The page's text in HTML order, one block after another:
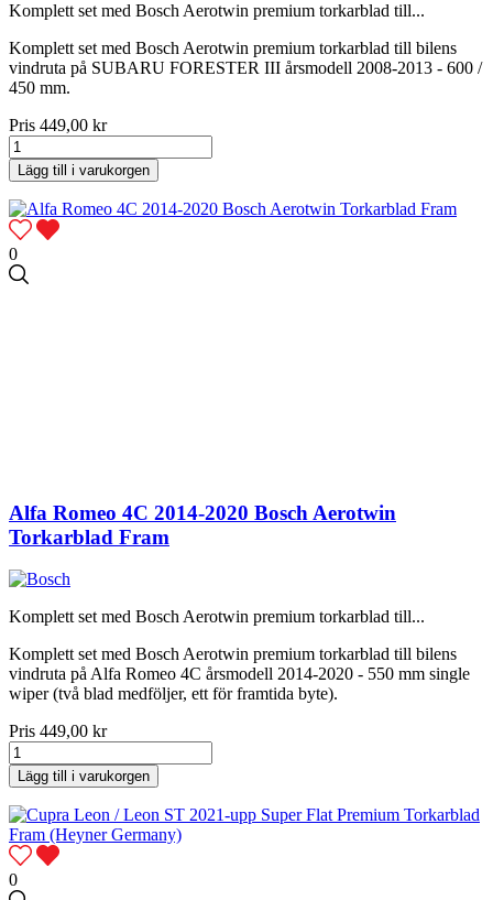
Komplett set med Bosch Aerotwin premium torkarblad till...
Komplett set med Bosch Aerotwin premium torkarblad till bilens
vindruta på SUBARU FORESTER III årsmodell 2008-2013 - 600 /
450 mm.
Pris 449,00 kr
Lägg till i varukorgen
0
Alfa Romeo 4C 2014-2020 Bosch Aerotwin
Torkarblad Fram
Komplett set med Bosch Aerotwin premium torkarblad till...
Komplett set med Bosch Aerotwin premium torkarblad till bilens
vindruta på Alfa Romeo 4C årsmodell 2014-2020 - 550 mm single
wiper (två blad medföljer, ett för framtida byte).
Pris 449,00 kr
Lägg till i varukorgen
0